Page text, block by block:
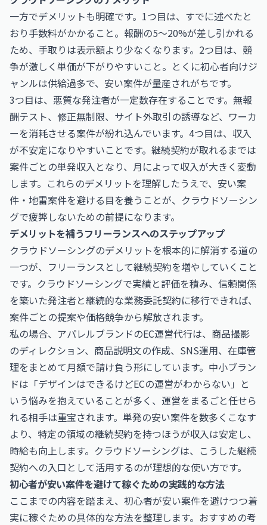
一方でデメリットも明確です。1つ目は、すでに述べたと
おり手数料がかかること。報酬の5〜20%が差し引かれる
ため、手取りは表示額より少なくなります。2つ目は、競
争が激しく単価が下がりやすいこと。とくに初心者向けジ
ャンルは供給過多で、安い案件が量産されがちです。
3つ目は、悪質な発注者が一定数存在することです。無報
酬テスト、修正無制限、サイト外取引の誘導など、ワーカ
ーを消耗させる案件が紛れ込んでいます。4つ目は、収入
が不安定になりやすいことです。継続契約が取れるまでは
案件ごとの単発収入となり、月によって収入が大きく変動
します。これらのデメリットを理解したうえで、安い案
件・地雷案件を避ける目を養うことが、クラウドソーシン
グで疲弊しないための前提になります。
デメリットを補うフリーランスへのステップアップ
クラウドソーシングのデメリットを根本的に解消する道の
一つが、フリーランスとして継続契約を増やしていくこと
です。クラウドソーシングで実績と評価を積み、信頼関係
を築いた発注者と継続的な業務委託契約に移行できれば、
案件ごとの提案や価格競争から解放されます。
私の場合、アパレルブランドのEC運営代行は、商品撮影
のディレクション、商品説明文の作成、SNS運用、在庫管
理をまとめて月額で請け負う形にしています。中小ブラン
ドは「デザインはできるけどECの運営がわからない」と
いう悩みを抱えていることが多く、運営をまるごと任せら
れる相手は重宝されます。単発の安い案件を数多くこなす
より、特定の領域の継続契約を持つほうが収入は安定し、
時給も向上します。クラウドソーシングは、こうした継続
契約への入口として活用するのが理想的な使い方です。
初心者が安い案件を避けて稼ぐための実践的な方法
ここまでの内容を踏まえ、初心者が安い案件を避けつつ着
実に稼ぐための具体的な方法を整理します。おすすめの考